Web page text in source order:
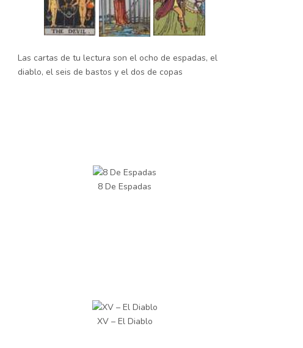
Las cartas de tu lectura son el ocho de espadas, el
diablo, el seis de bastos y el dos de copas
8 De Espadas
XV – El Diablo